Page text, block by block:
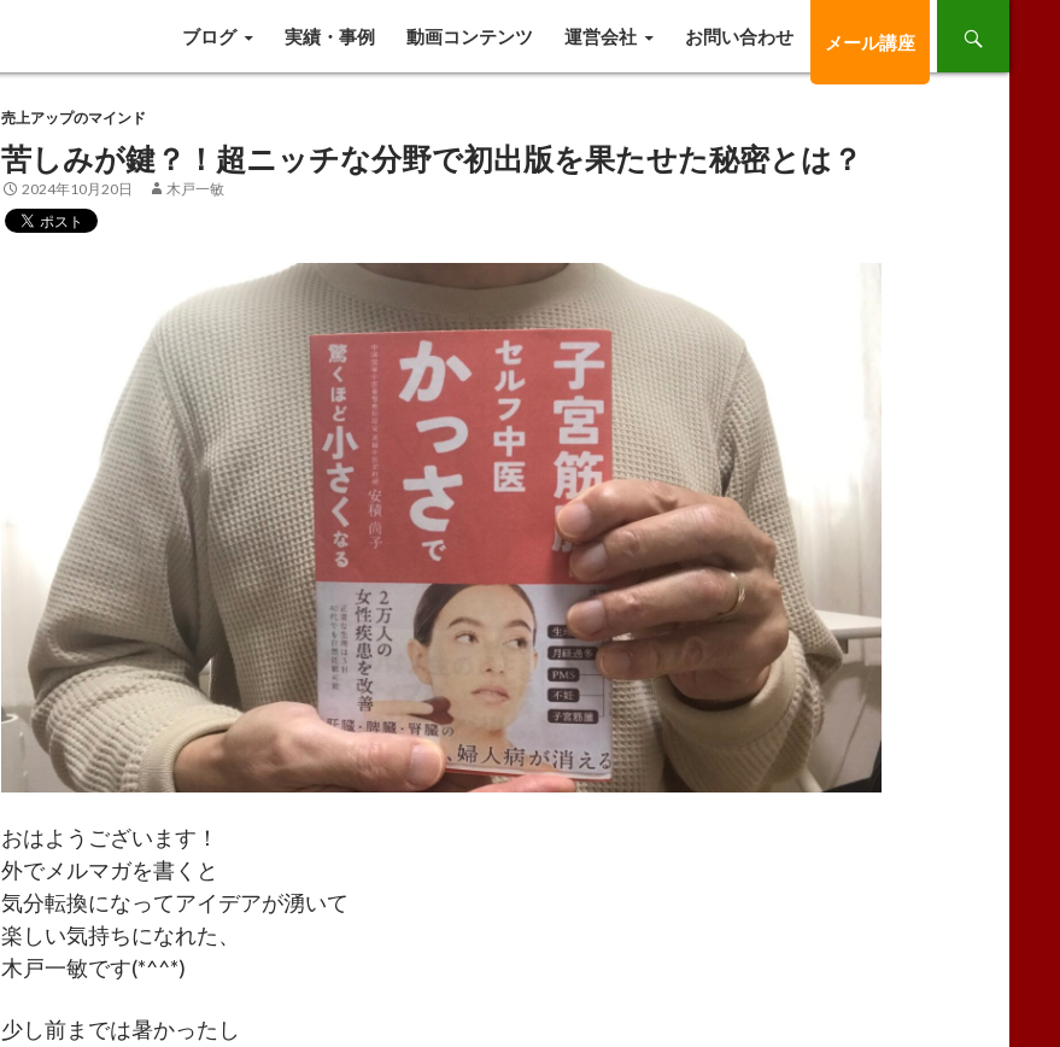
ブログ
実績・事例 動画コンテンツ 運営会社 お問い合わせ メール講座
売上アップのマインド
苦しみが鍵？！超ニッチな分野で初出版を果たせた秘密とは？
2024年10月20日 木戸一敏
おはようございます！
外でメルマガを書くと
気分転換になってアイデアが湧いて
楽しい気持ちになれた、
木戸一敏です(*^^*)
少し前までは暑かったし